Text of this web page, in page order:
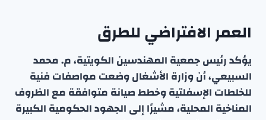
العمر الافتراضي للطرق
يؤكد رئيس جمعية المهندسين الكويتية، م. محمد
السبيعي، أن وزارة الأشغال وضعت مواصفات فنية
للخلطات الإسفلتية وخطط صيانة متوافقة مع الظروف
المناخية المحلية، مشيرًا إلى الجهود الحكومية الكبيرة